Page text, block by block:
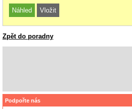
Zpět do poradny
Podpořte nás